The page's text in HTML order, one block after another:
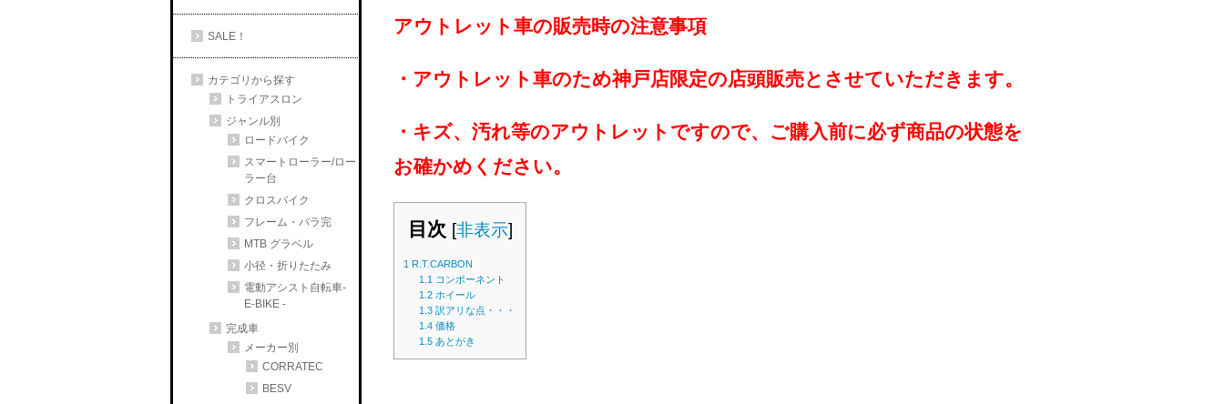
SALE！
カテゴリから探す
トライアスロン
ジャンル別
ロードバイク
スマートローラー/ロー
ラー台
クロスバイク
フレーム・バラ完
MTB グラベル
小径・折りたたみ
電動アシスト自転車-
E-BIKE -
完成車
メーカー別
CORRATEC
BESV
アウトレット車の販売時の注意事項
・アウトレット車のため神戸店限定の店頭販売とさせていただきます。
・キズ、汚れ等のアウトレットですので、ご購入前に必ず商品の状態を
お確かめください。
目次 [非表示]
1 R.T.CARBON
1.1 コンポーネント
1.2 ホイール
1.3 訳アリな点・・・
1.4 価格
1.5 あとがき